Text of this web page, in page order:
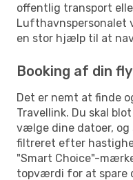
offentlig transport
Lufthavnspersonalet
en stor hjælp til at
Booking af din
Det er nemt at finde
Travellink. Du skal
vælge dine datoer, og
filtreret efter
"Smart Choice"-
topværdi for at spare